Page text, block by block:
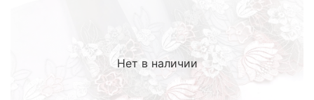
Нет в наличии